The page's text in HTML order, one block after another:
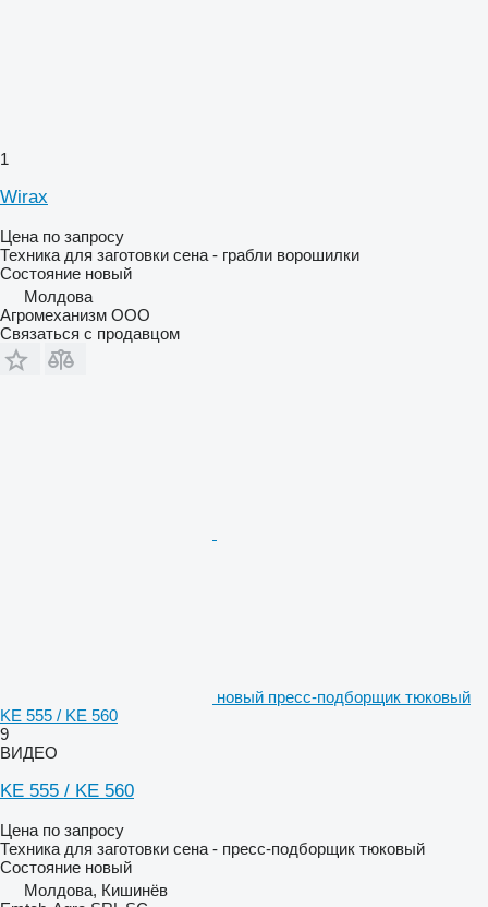
1
Wirax
Цена по запросу
Техника для заготовки сена - грабли ворошилки
Состояние новый
Молдова
Агромеханизм ООО
Связаться с продавцом
новый пресс-подборщик тюковый
KE 555 / KE 560
9
ВИДЕО
KE 555 / KE 560
Цена по запросу
Техника для заготовки сена - пресс-подборщик тюковый
Состояние новый
Молдова, Кишинёв